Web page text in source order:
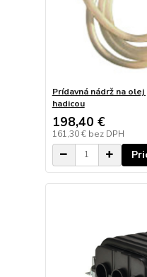
Prídavná nádrž na olej
hadicou
198,40 €
161,30 € bez DPH